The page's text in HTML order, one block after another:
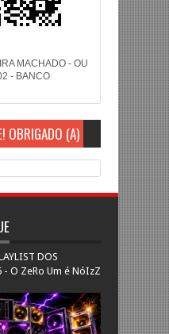
MACHADO - OU
- BANCO
OBRIGADO (A)
DOS
- O ZeRo Um é NóIzZ